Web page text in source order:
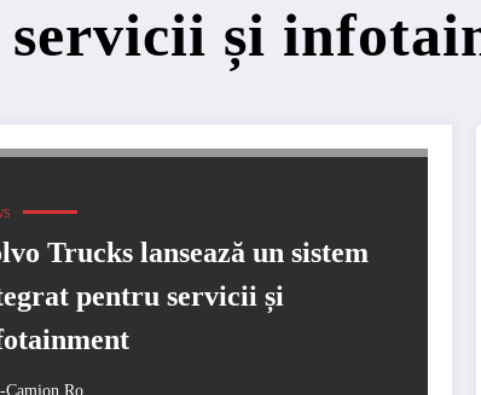
și
Trucks lansează un sistem
pentru servicii și
Camion.ro